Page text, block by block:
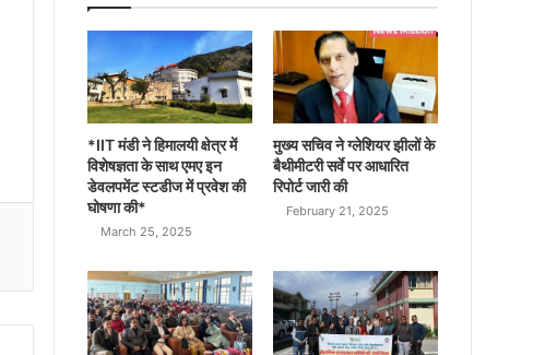
*IIT मंडी ने हिमालयी क्षेत्र में
विशेषज्ञता के साथ एमए इन
डेवलपमेंट स्टडीज में प्रवेश की
घोषणा की*
March 25, 2025
मुख्य सचिव ने ग्लेशियर झीलों के
बैथीमीटरी सर्वे पर आधारित
रिपोर्ट जारी की
February 21, 2025